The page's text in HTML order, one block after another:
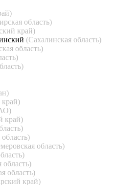
область)
край)
(Сахалинская область)
область)
край)
край)
область)
область)
край)